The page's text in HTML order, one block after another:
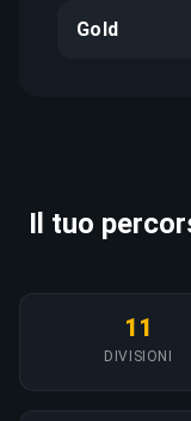
Gold
Il tuo
11
DIVISIONI